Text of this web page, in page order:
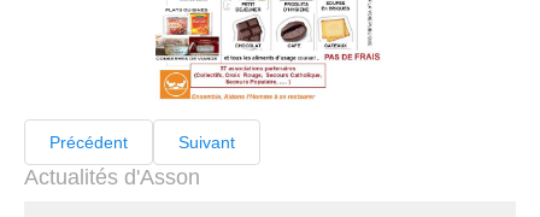
Précédent Suivant
Actualités d'Asson